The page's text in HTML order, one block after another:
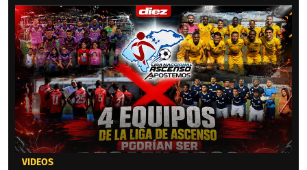
VIDEOS